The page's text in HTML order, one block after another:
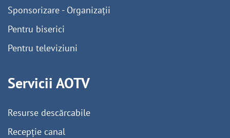
Sponsorizare - Organizații
Pentru biserici
Pentru televiziuni
Servicii AOTV
Resurse descărcabile
Recepție canal